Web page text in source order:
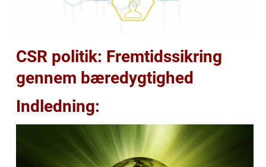
CSR politik: Fremtidssikring
gennem bæredygtighed
Indledning: